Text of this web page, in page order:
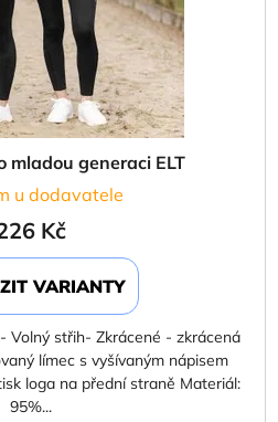
mladou generaci ELT
u dodavatele
Kč
VARIANTY
Volný střih- Zkrácené - zkrácená
límec s vyšívaným nápisem
loga na přední straně Materiál:
95%...